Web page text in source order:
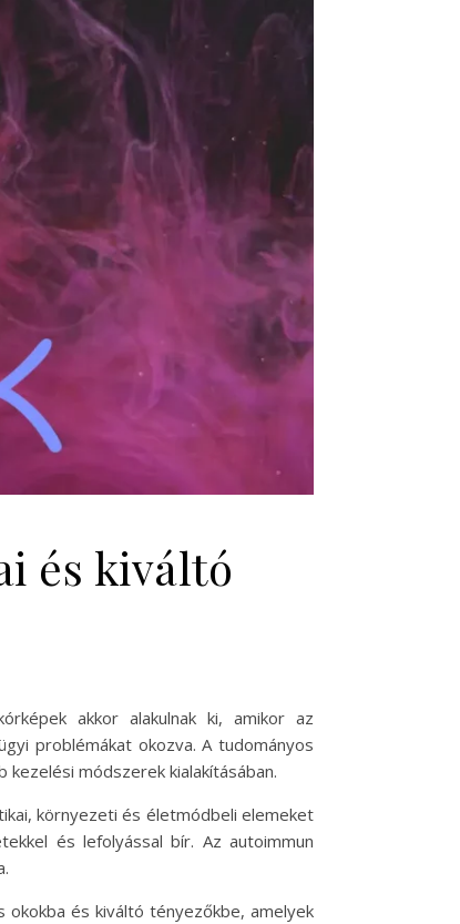
és kiváltó
akkor alakulnak ki, amikor az
problémákat okozva. A tudományos
módszerek kialakításában.
környezeti és életmódbeli elemeket
és lefolyással bír. Az autoimmun
és kiváltó tényezőkbe, amelyek